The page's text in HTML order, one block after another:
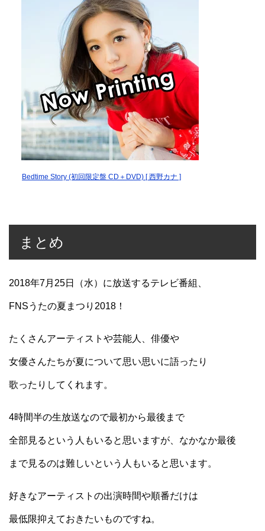
Bedtime Story (初回限定盤 CD＋DVD) [ 西野カナ ]
まとめ
2018年7月25日（水）に放送するテレビ番組、
FNSうたの夏まつり2018！
たくさんアーティストや芸能人、俳優や
女優さんたちが夏について思い思いに語ったり
歌ったりしてくれます。
4時間半の生放送なので最初から最後まで
全部見るという人もいると思いますが、なかなか最後
まで見るのは難しいという人もいると思います。
好きなアーティストの出演時間や順番だけは
最低限抑えておきたいものですね。